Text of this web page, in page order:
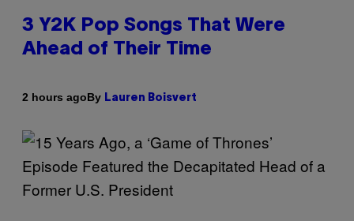
3 Y2K Pop Songs That Were
Ahead of Their Time
2 hours agoBy Lauren Boisvert